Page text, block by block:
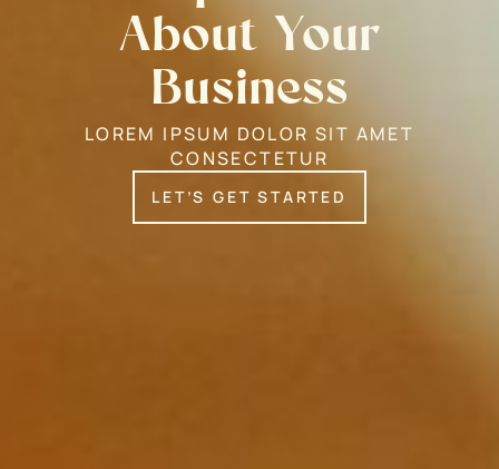
About Your
Business
LOREM IPSUM DOLOR SIT AMET
CONSECTETUR
LET’S GET STARTED